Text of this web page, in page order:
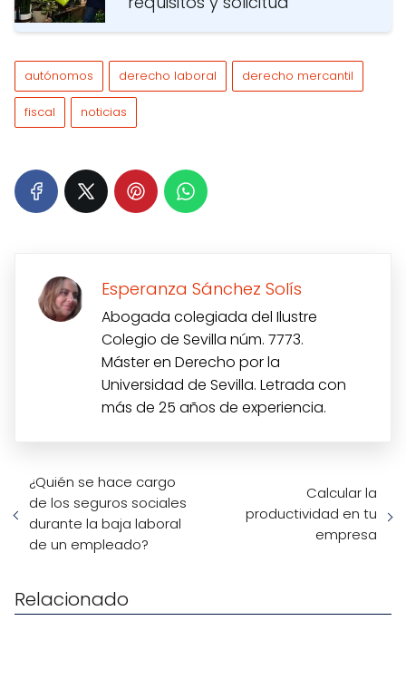
autónomos derecho laboral derecho mercantil
fiscal noticias
Esperanza Sánchez Solís
Abogada colegiada del Ilustre
Colegio de Sevilla núm. 7773.
Máster en Derecho por la
Universidad de Sevilla. Letrada con
más de 25 años de experiencia.
¿Quién se hace cargo
de los seguros sociales
durante la baja laboral
de un empleado?
Calcular la
productividad en tu
empresa
Relacionado